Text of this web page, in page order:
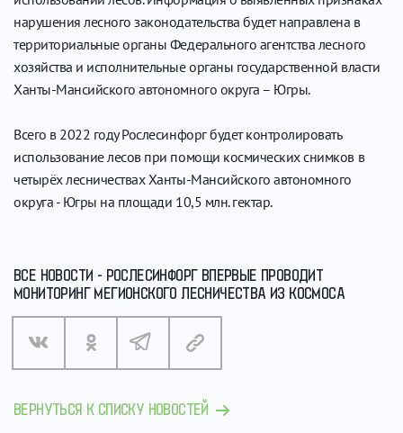
нарушения лесного законодательства будет направлена в
территориальные органы Федерального агентства лесного
хозяйства и исполнительные органы государственной власти
Ханты-Мансийского автономного округа – Югры.
Всего в 2022 году Рослесинфорг будет контролировать
использование лесов при помощи космических снимков в
четырёх лесничествах Ханты-Мансийского автономного
округа - Югры на площади 10,5 млн. гектар.
ВСЕ НОВОСТИ - РОСЛЕСИНФОРГ ВПЕРВЫЕ ПРОВОДИТ
МОНИТОРИНГ МЕГИОНСКОГО ЛЕСНИЧЕСТВА ИЗ КОСМОСА
ВЕРНУТЬСЯ К СПИСКУ НОВОСТЕЙ